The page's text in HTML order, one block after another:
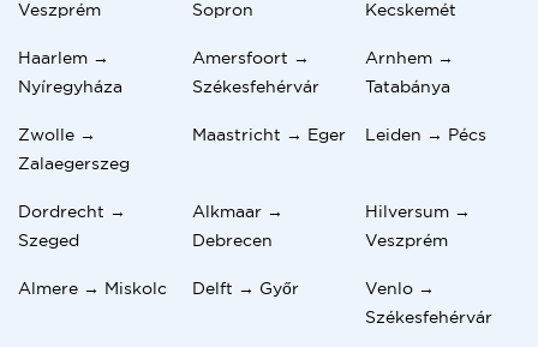
Veszprém
Sopron
Kecskemét
Haarlem →
Nyíregyháza
Amersfoort →
Székesfehérvár
Arnhem →
Tatabánya
Zwolle →
Zalaegerszeg
Maastricht → Eger Leiden → Pécs
Dordrecht →
Szeged
Alkmaar →
Debrecen
Hilversum →
Veszprém
Almere → Miskolc Delft → Győr
Venlo →
Székesfehérvár